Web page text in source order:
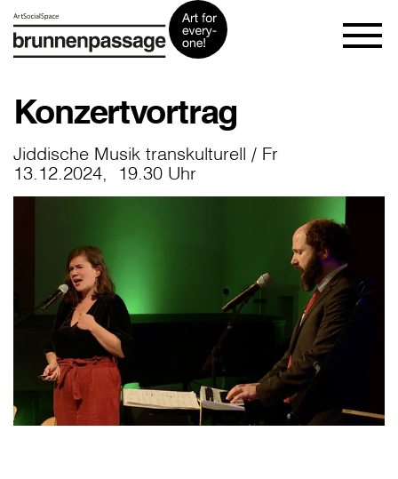
Konzertvortrag
Jiddische Musik transkulturell / Fr
13.12.2024, 19.30 Uhr